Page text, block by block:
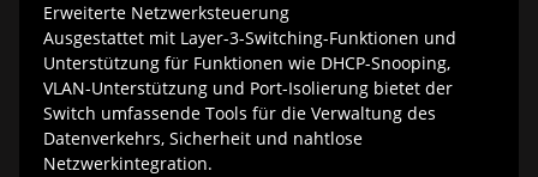
Erweiterte Netzwerksteuerung
Ausgestattet mit Layer-3-Switching-Funktionen und
Unterstützung für Funktionen wie DHCP-Snooping,
VLAN-Unterstützung und Port-Isolierung bietet der
Switch umfassende Tools für die Verwaltung des
Datenverkehrs, Sicherheit und nahtlose
Netzwerkintegration.